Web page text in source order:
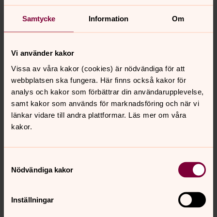
Samtycke Information Om
Vi använder kakor
Vissa av våra kakor (cookies) är nödvändiga för att
webbplatsen ska fungera. Här finns också kakor för
analys och kakor som förbättrar din användarupplevelse,
samt kakor som används för marknadsföring och när vi
länkar vidare till andra plattformar. Läs mer om våra
kakor.
Nödvändiga kakor
Inställningar
Begravningsexpeditionen finns på Kvibergs
kyrkogård, vi har öppet för besök vardagar kl. 09-12
Besöksadress: Kvibergs kyrkogårdsväg 4, 41522
Göteborg
Postadress: Box 1526, 401 50 Göteborg
Krematorieexpeditionen
Uthämtning av urnor sker hos oss och vi bokar när
anhörigrum.